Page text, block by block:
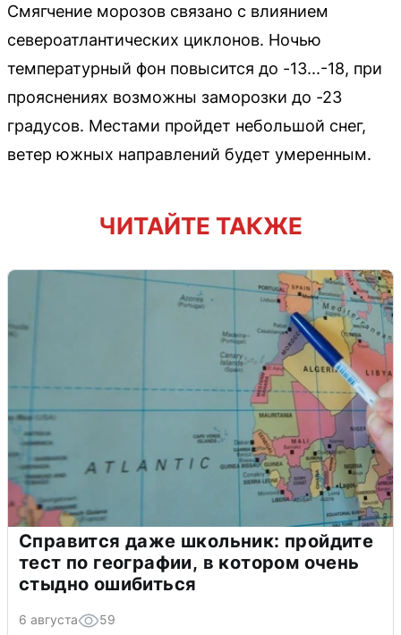
Смягчение морозов связано с влиянием
североатлантических циклонов. Ночью
температурный фон повысится до -13...-18, при
прояснениях возможны заморозки до -23
градусов. Местами пройдет небольшой снег,
ветер южных направлений будет умеренным.
ЧИТАЙТЕ ТАКЖЕ
Справится даже школьник: пройдите
тест по географии, в котором очень
стыдно ошибиться
6 августа 59